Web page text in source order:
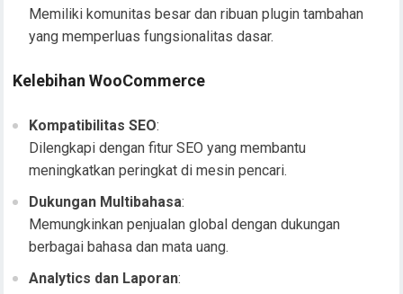
Memiliki komunitas besar dan ribuan plugin tambahan
yang memperluas fungsionalitas dasar.
Kelebihan WooCommerce
Kompatibilitas SEO:
Dilengkapi dengan fitur SEO yang membantu
meningkatkan peringkat di mesin pencari.
Dukungan Multibahasa:
Memungkinkan penjualan global dengan dukungan
berbagai bahasa dan mata uang.
Analytics dan Laporan: